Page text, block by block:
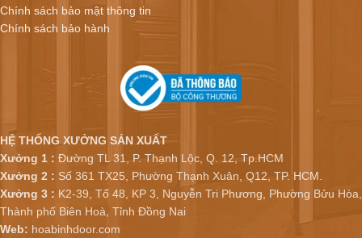
Chính sách bảo mật thông tin
Chính sách bảo hành
HỆ THỐNG XƯỞNG SẢN XUẤT
Xưởng 1 : Đường TL 31, P. Thạnh Lộc, Q. 12, Tp.HCM
Xưởng 2 : Số 361 TX25, Phường Thạnh Xuân, Q12, TP. HCM.
Xưởng 3 : K2-39, Tổ 48, KP 3, Nguyễn Tri Phương, Phường Bửu Hòa,
Thành phố Biên Hoà, Tỉnh Đồng Nai
Web: hoabinhdoor.com